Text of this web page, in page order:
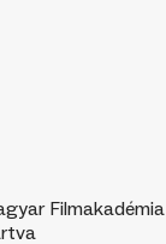
Filmakadémia